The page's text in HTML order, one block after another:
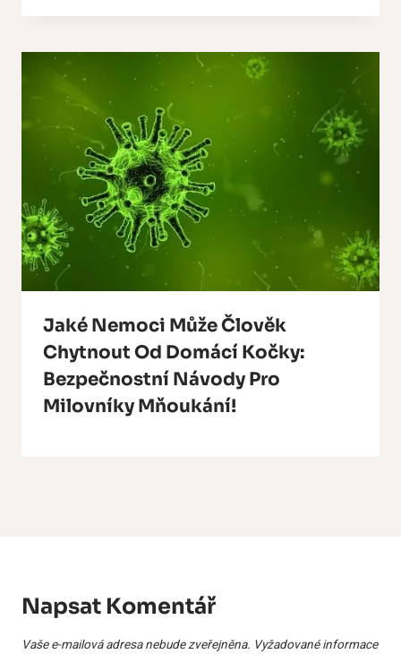
Jaké Nemoci Může Člověk
Chytnout Od Domácí Kočky:
Bezpečnostní Návody Pro
Milovníky Mňoukání!
Napsat Komentář
Vaše e-mailová adresa nebude zveřejněna. Vyžadované informace